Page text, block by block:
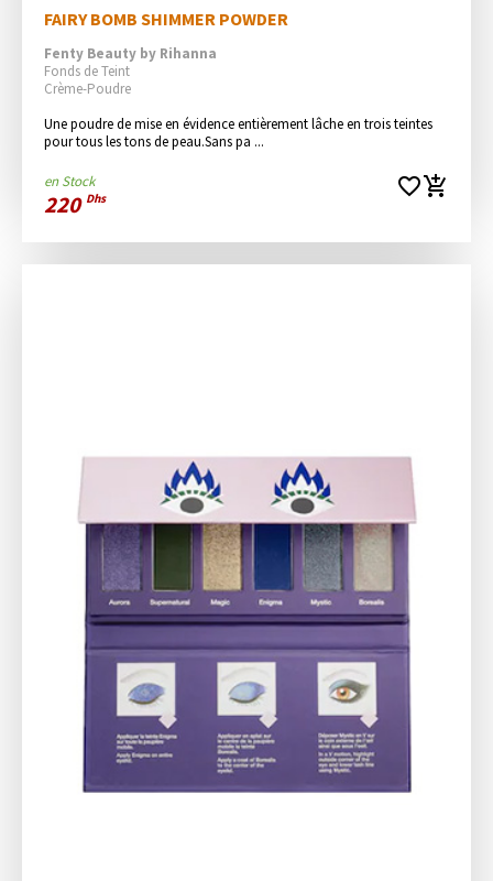
FAIRY BOMB SHIMMER POWDER
Fenty Beauty by Rihanna
Fonds de Teint
Crème-Poudre
Une poudre de mise en évidence entièrement lâche en trois teintes
pour tous les tons de peau.Sans pa ...
en Stock
220 Dhs favorite_borderadd_shopping_cart